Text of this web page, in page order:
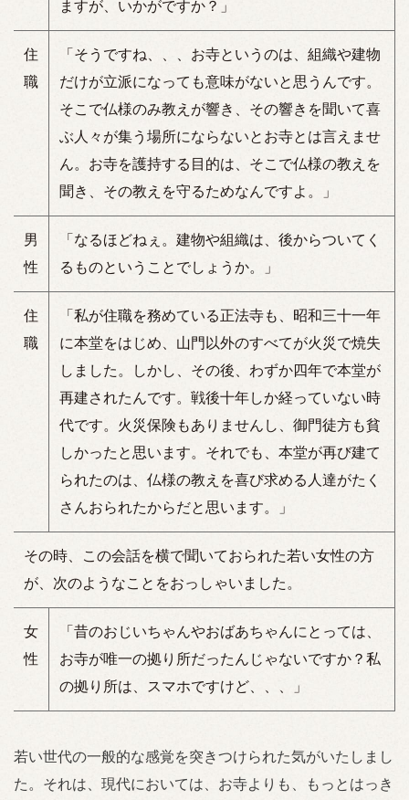
ますが、いかがですか？」
住
職
「そうですね、、、お寺というのは、組織や建物
だけが立派になっても意味がないと思うんです。
そこで仏様のみ教えが響き、その響きを聞いて喜
ぶ人々が集う場所にならないとお寺とは言えませ
ん。お寺を護持する目的は、そこで仏様の教えを
聞き、その教えを守るためなんですよ。」
男
性
「なるほどねぇ。建物や組織は、後からついてく
るものということでしょうか。」
住
職
「私が住職を務めている正法寺も、昭和三十一年
に本堂をはじめ、山門以外のすべてが火災で焼失
しました。しかし、その後、わずか四年で本堂が
再建されたんです。戦後十年しか経っていない時
代です。火災保険もありませんし、御門徒方も貧
しかったと思います。それでも、本堂が再び建て
られたのは、仏様の教えを喜び求める人達がたく
さんおられたからだと思います。」
その時、この会話を横で聞いておられた若い女性の方
が、次のようなことをおっしゃいました。
女
性
「昔のおじいちゃんやおばあちゃんにとっては、
お寺が唯一の拠り所だったんじゃないですか？私
の拠り所は、スマホですけど、、、」
若い世代の一般的な感覚を突きつけられた気がいたしまし
た。それは、現代においては、お寺よりも、もっとはっき